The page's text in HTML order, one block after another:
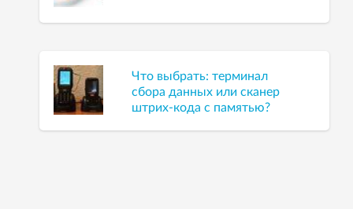
Что выбрать: терминал
сбора данных или сканер
штрих-кода с памятью?